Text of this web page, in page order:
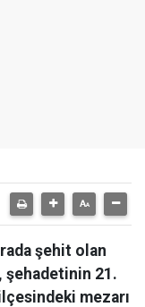
şehit olan
şehadetinin 21.
mezarı